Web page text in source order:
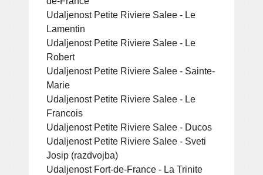
Udaljenost Petite Riviere Salee - Le
Lamentin
Udaljenost Petite Riviere Salee - Le
Robert
Udaljenost Petite Riviere Salee - Sainte-
Marie
Udaljenost Petite Riviere Salee - Le
Francois
Udaljenost Petite Riviere Salee - Ducos
Udaljenost Petite Riviere Salee - Sveti
Josip (razdvojba)
Udaljenost Fort-de-France - La Trinite